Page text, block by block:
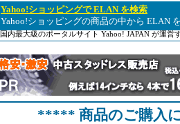
Yahoo!ショッピングで ELAN を検索
Yahoo!ショッピングの商品の中から ELAN
国内最大級のポータルサイト Yahoo! JAPAN が運営
***** 商品のご購入